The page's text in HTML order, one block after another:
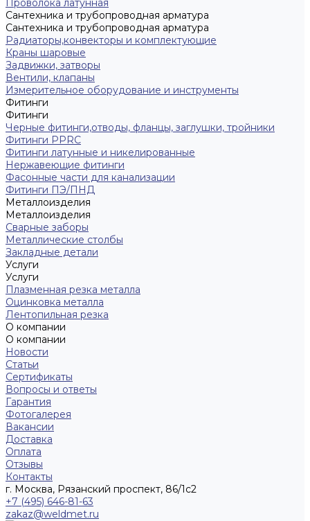
Проволока латунная
Сантехника и трубопроводная арматура
Сантехника и трубопроводная арматура
Радиаторы,конвекторы и комплектующие
Краны шаровые
Задвижки, затворы
Вентили, клапаны
Измерительное оборудование и инструменты
Фитинги
Фитинги
Черные фитинги,отводы, фланцы, заглушки, тройники
Фитинги PPRC
Фитинги латунные и никелированные
Нержавеющие фитинги
Фасонные части для канализации
Фитинги ПЭ/ПНД
Металлоизделия
Металлоизделия
Сварные заборы
Металлические столбы
Закладные детали
Услуги
Услуги
Плазменная резка металла
Оцинковка металла
Лентопильная резка
О компании
О компании
Новости
Статьи
Сертификаты
Вопросы и ответы
Гарантия
Фотогалерея
Вакансии
Доставка
Оплата
Отзывы
Контакты
г. Москва, Рязанский проспект, 86/1с2
+7 (495) 646-81-63
zakaz@weldmet.ru